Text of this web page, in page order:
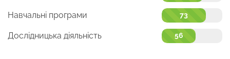
Навчальні програми 73
Дослідницька діяльність 56